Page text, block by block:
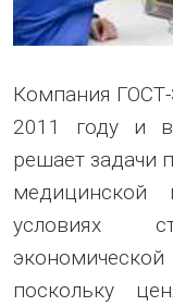
Компания
2011 году и в
решает задачи
медицинской
условиях
поскольку